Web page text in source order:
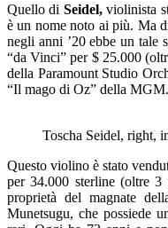
Quello di Seidel,violinista
è un nome noto ai più. Ma
negli anni ’20 ebbe un tale
“da Vinci” per $ 25.000
della Paramount Studio
“Il mago di Oz” della MGM.
Toscha Seidel, right,
Questo violino è stato
per 34.000 sterline (oltre
proprietà del magnate
Munetsugu, che possiede